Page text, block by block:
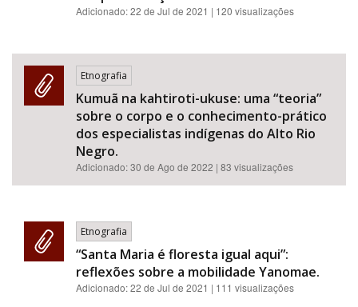
Adicionado:22 de Jul de 2021 | 120 visualizações
Etnografia
Kumuã na kahtiroti-ukuse: uma “teoria”
sobre o corpo e o conhecimento-prático
dos especialistas indígenas do Alto Rio
Negro.
Adicionado:30 de Ago de 2022 | 83 visualizações
Etnografia
“Santa Maria é floresta igual aqui”:
reflexões sobre a mobilidade Yanomae.
Adicionado:22 de Jul de 2021 | 111 visualizações